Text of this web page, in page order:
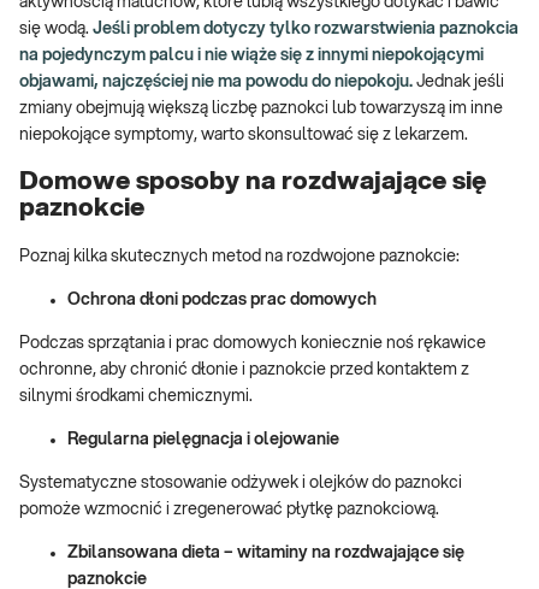
się wodą. Jeśli problem dotyczy tylko rozwarstwienia paznokcia
na pojedynczym palcu i nie wiąże się z innymi niepokojącymi
objawami, najczęściej nie ma powodu do niepokoju. Jednak jeśli
zmiany obejmują większą liczbę paznokci lub towarzyszą im inne
niepokojące symptomy, warto skonsultować się z lekarzem.
Domowe sposoby na rozdwajające się
paznokcie
Poznaj kilka skutecznych metod na rozdwojone paznokcie:
Ochrona dłoni podczas prac domowych
Podczas sprzątania i prac domowych koniecznie noś rękawice
ochronne, aby chronić dłonie i paznokcie przed kontaktem z
silnymi środkami chemicznymi.
Regularna pielęgnacja i olejowanie
Systematyczne stosowanie odżywek i olejków do paznokci
pomoże wzmocnić i zregenerować płytkę paznokciową.
Zbilansowana dieta – witaminy na rozdwajające się
paznokcie